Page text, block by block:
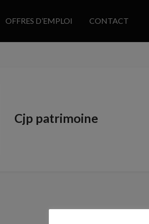
OFFRES D’EMPLOI CONTACT
Cjp patrimoine